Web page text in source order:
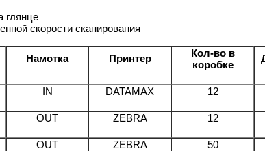
глянце
скорости сканирования
Намотка Принтер
Кол-во в
коробке
IN DATAMAX 12
OUT ZEBRA 12
OUT ZEBRA 50